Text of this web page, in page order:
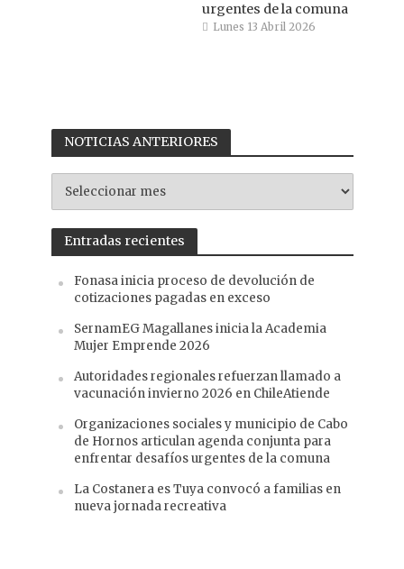
urgentes de la comuna
Lunes 13 Abril 2026
NOTICIAS ANTERIORES
ANTERIORES
Entradas recientes
Fonasa inicia proceso de devolución de
cotizaciones pagadas en exceso
SernamEG Magallanes inicia la Academia
Mujer Emprende 2026
Autoridades regionales refuerzan llamado a
vacunación invierno 2026 en ChileAtiende
Organizaciones sociales y municipio de Cabo
de Hornos articulan agenda conjunta para
enfrentar desafíos urgentes de la comuna
La Costanera es Tuya convocó a familias en
nueva jornada recreativa